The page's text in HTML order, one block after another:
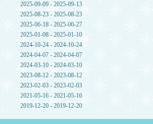
2025-09-09 - 2025-09-13
2025-08-23 - 2025-08-23
2025-06-18 - 2025-06-27
2025-01-08 - 2025-01-10
2024-10-24 - 2024-10-24
2024-04-07 - 2024-04-07
2024-03-10 - 2024-03-10
2023-08-12 - 2023-08-12
2023-02-03 - 2023-02-03
2021-05-16 - 2021-05-16
2019-12-20 - 2019-12-20